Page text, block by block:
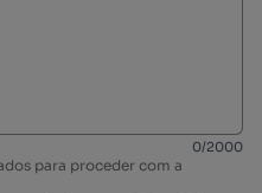
0/2000
para proceder com a